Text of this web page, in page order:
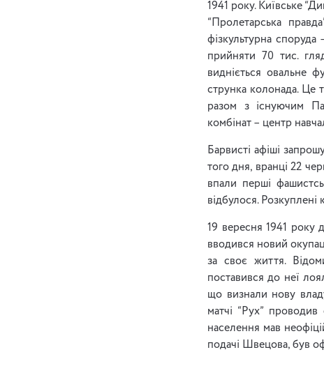
1941 року. Київське
“Пролетарська
фізкультурна
прийняти 70 тис.
видніється овальне
струнка колонада. Це
разом з існуючим
комбінат – центр
Барвисті афіші
того дня, вранці 22
впали перші
відбулося. Розкуплені
19 вересня 1941 року
вводився новий
за своє життя.
поставився до неї
що визнали нову
матчі “Рух”
населення мав
подачі Швецова, був